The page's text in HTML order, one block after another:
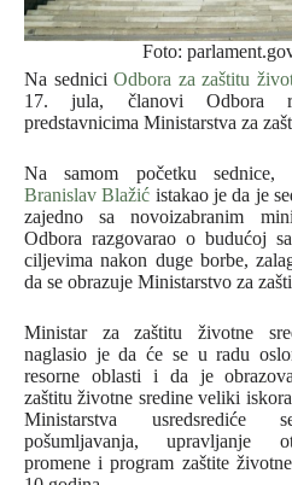
Foto:
Na sedniciOdbora za zaštitu
17. jula, članovi Odbora
predstavnicima Ministarstva za
Na samom početku sednice,
Branislav Blažić istakao je da je
zajedno sa novoizabranim
Odbora razgovarao o budućoj
ciljevima nakon duge borbe,
da se obrazuje Ministarstvo za
Ministar za zaštitu životne
naglasio je da će se u radu
resorne oblasti i da je
zaštitu životne sredine veliki
Ministarstva
pošumljavanja, upravljanje
promene i program zaštite